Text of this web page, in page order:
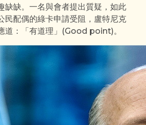
缺缺。一名與會者提出質疑，如此
民配偶的綠卡申請受阻，盧特尼克
道：「有道理」(Good point)。